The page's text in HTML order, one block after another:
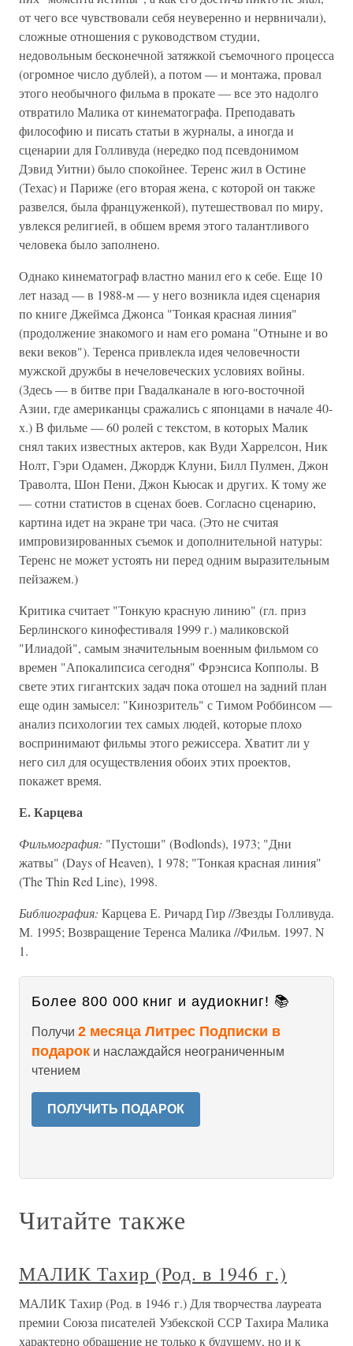
от чего все чувствовали себя неуверенно и нервничали),
сложные отношения с руководством студии,
недовольным бесконечной затяжкой съемочного процесса
(огромное число дублей), а потом — и монтажа, провал
этого необычного фильма в прокате — все это надолго
отвратило Малика от кинематографа. Преподавать
философию и писать статьи в журналы, а иногда и
сценарии для Голливуда (нередко под псевдонимом
Дэвид Уитни) было спокойнее. Теренс жил в Остине
(Техас) и Париже (его вторая жена, с которой он также
развелся, была француженкой), путешествовал по миру,
увлекся религией, в обшем время этого талантливого
человека было заполнено.
Однако кинематограф властно манил его к себе. Еще 10
лет назад — в 1988-м — у него возникла идея сценария
по книге Джеймса Джонса "Тонкая красная линия"
(продолжение знакомого и нам его романа "Отныне и во
веки веков"). Теренса привлекла идея человечности
мужской дружбы в нечеловеческих условиях войны.
(Здесь — в битве при Гвадалканале в юго-восточной
Азии, где американцы сражались с японцами в начале 40-
х.) В фильме — 60 ролей с текстом, в которых Малик
снял таких известных актеров, как Вуди Харрелсон, Ник
Нолт, Гэри Одамен, Джордж Клуни, Билл Пулмен, Джон
Траволта, Шон Пени, Джон Кьюсак и других. К тому же
— сотни статистов в сценах боев. Согласно сценарию,
картина идет на экране три часа. (Это не считая
импровизированных съемок и дополнительной натуры:
Теренс не может устоять ни перед одним выразительным
пейзажем.)
Критика считает "Тонкую красную линию" (гл. приз
Берлинского кинофестиваля 1999 г.) маликовской
"Илиадой", самым значительным военным фильмом со
времен "Апокалипсиса сегодня" Фрэнсиса Копполы. В
свете этих гигантских задач пока отошел на задний план
еще один замысел: "Кинозритель" с Тимом Роббинсом —
анализ психологии тех самых людей, которые плохо
воспринимают фильмы этого режиссера. Хватит ли у
него сил для осуществления обоих этих проектов,
покажет время.
Е. Карцева
Фильмография: "Пустоши" (Bodlonds), 1973; "Дни
жатвы" (Days of Heaven), 1 978; "Тонкая красная линия"
(The Thin Red Line), 1998.
Библиография: Карцева Е. Ричард Гир //Звезды Голливуда.
М. 1995; Возвращение Теренса Малика //Фильм. 1997. N
1.
Более 800 000 книг и аудиокниг! 📚
Получи 2 месяца Литрес Подписки в
подарок и наслаждайся неограниченным
чтением
ПОЛУЧИТЬ ПОДАРОК
Читайте также
МАЛИК Тахир (Род. в 1946 г.)
МАЛИК Тахир (Род. в 1946 г.) Для творчества лауреата
премии Союза писателей Узбекской ССР Тахира Малика
характерно обращение не только к будущему, но и к